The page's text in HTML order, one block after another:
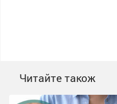
Читайте також